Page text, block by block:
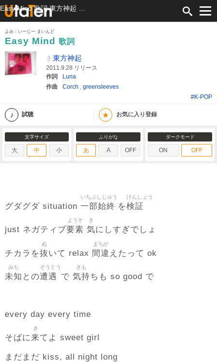
よみ：いーじー まいんど
Easy Mind
歌詞
東方神起
2011.9.28 リリース
作詞
Luna
作曲
Corch , greensleeves
#K-POP
試聴 ★ お気に入り登録
文字サイズ
大 中 小
ふりがな
あ A OFF
ダークモード
ON OFF
グダグダ situation 一部始終
いちぶしじゅう
を検証
けんしょう
just ネガティブ要素
ようそ
気
き
にしすぎでしょ
チカラを抜
ぬ
いて relax 間違
まちが
えたって ok
未知
みち
との遭遇
そうぐう
で 気持
きも
ちも so good で
every day every time
そばに来
き
てよ sweet girl
まだまだ kiss, all night long